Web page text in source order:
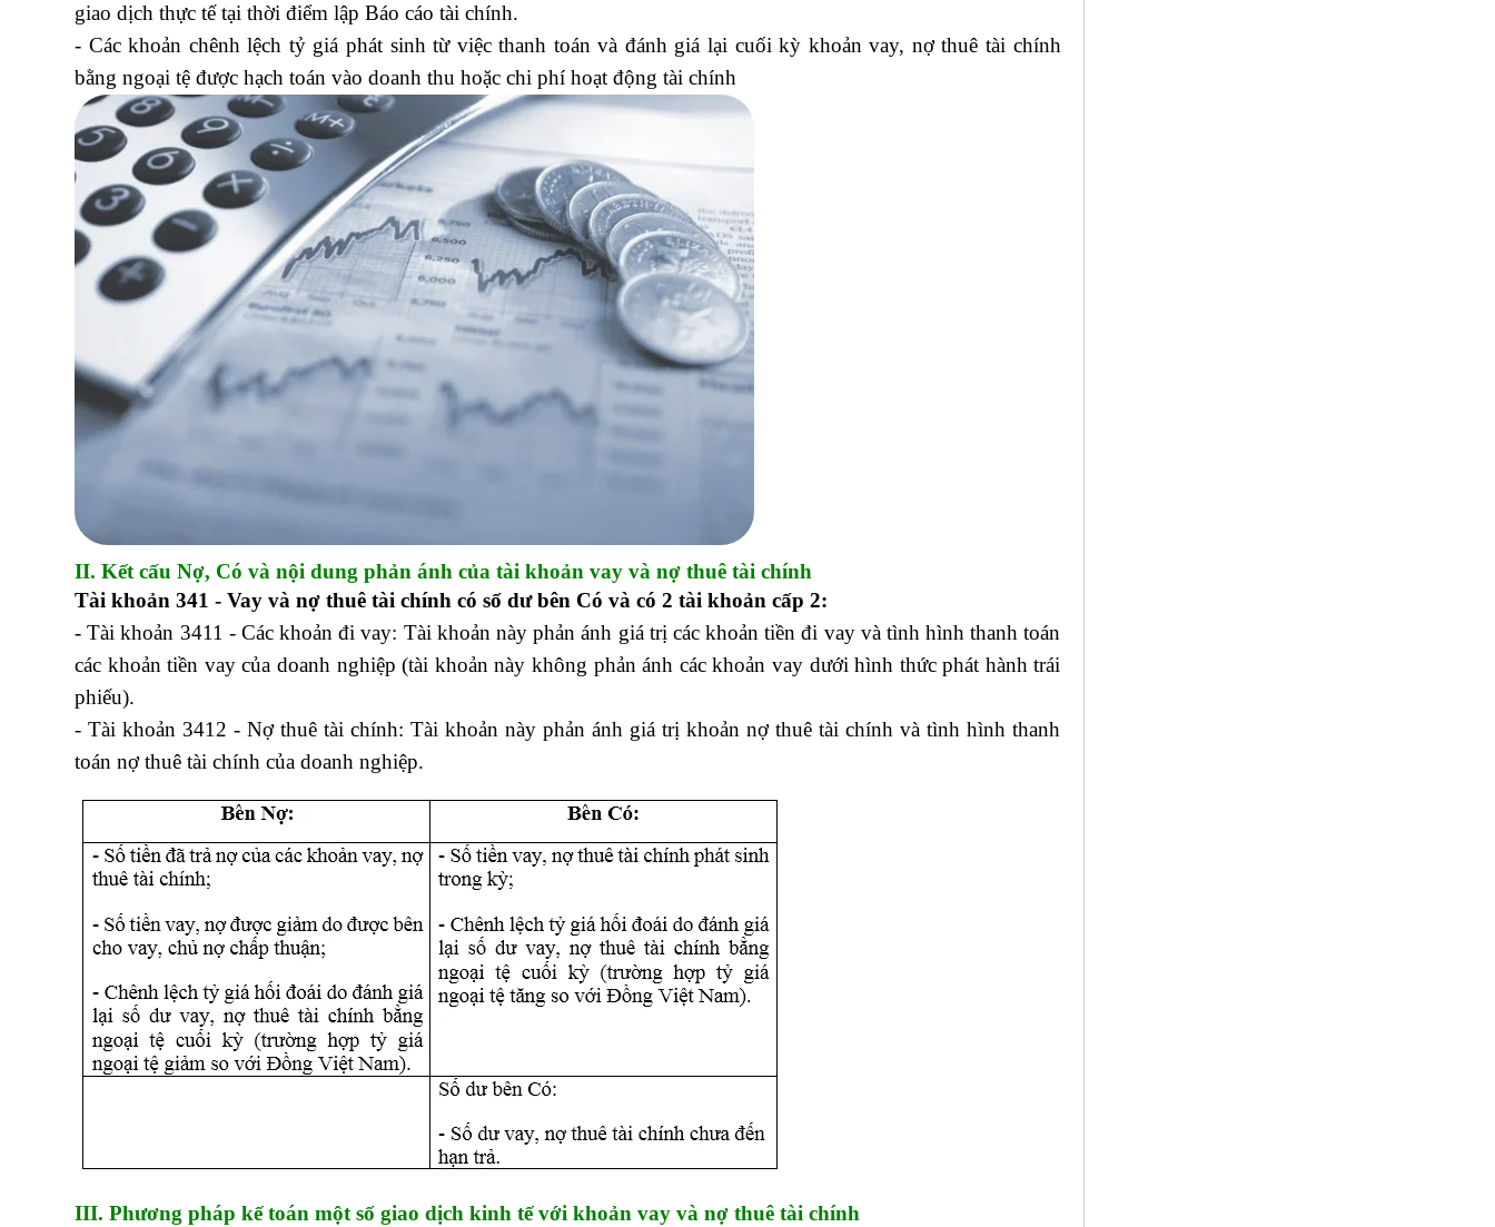
giao dịch thực tế tại thời điểm lập Báo cáo tài chính.
- Các khoản chênh lệch tỷ giá phát sinh từ việc thanh toán và đánh giá lại cuối kỳ khoản vay, nợ thuê tài chính
bằng ngoại tệ được hạch toán vào doanh thu hoặc chi phí hoạt động tài chính
II. Kết cấu Nợ, Có và nội dung phản ánh của tài khoản vay và nợ thuê tài chính
Tài khoản 341 - Vay và nợ thuê tài chính có số dư bên Có và có 2 tài khoản cấp 2:
- Tài khoản 3411 - Các khoản đi vay: Tài khoản này phản ánh giá trị các khoản tiền đi vay và tình hình thanh toán
các khoản tiền vay của doanh nghiệp (tài khoản này không phản ánh các khoản vay dưới hình thức phát hành trái
phiếu).
- Tài khoản 3412 - Nợ thuê tài chính: Tài khoản này phản ánh giá trị khoản nợ thuê tài chính và tình hình thanh
toán nợ thuê tài chính của doanh nghiệp.
III. Phương pháp kế toán một số giao dịch kinh tếvới khoản vay và nợ thuê tài chính